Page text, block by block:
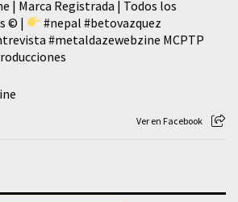
| Marca Registrada | Todos los
© |
#nepal #betovazquez
#metaldazewebzine MCPTP
Ver en Facebook